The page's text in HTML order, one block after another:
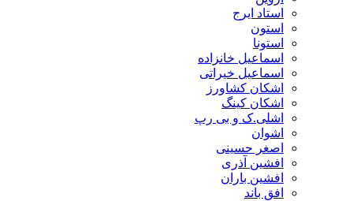
استاد ایرج
استون
استونا
اسماعیل خانزاده
اسماعیل خیراتی
اشکان کشاورز
اشکان کینگ
اشلی.ک و بی رپ
اشوان
اصغر حسینی
افشین آذری
افشین باران
افق باند